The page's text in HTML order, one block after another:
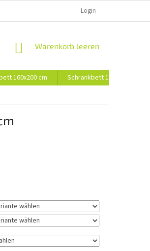
Login
WARENKORB
Warenkorb leeren
160x200 cm
Schrankbett 180x200 cm